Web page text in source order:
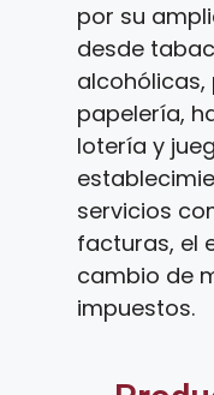
por su
desde
papelería,
lotería y
servicios
facturas, el
cambio de
impuestos.